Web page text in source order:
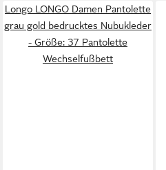
Longo LONGO Damen Pantolette
grau gold bedrucktes Nubukleder
- Größe: 37 Pantolette
Wechselfußbett